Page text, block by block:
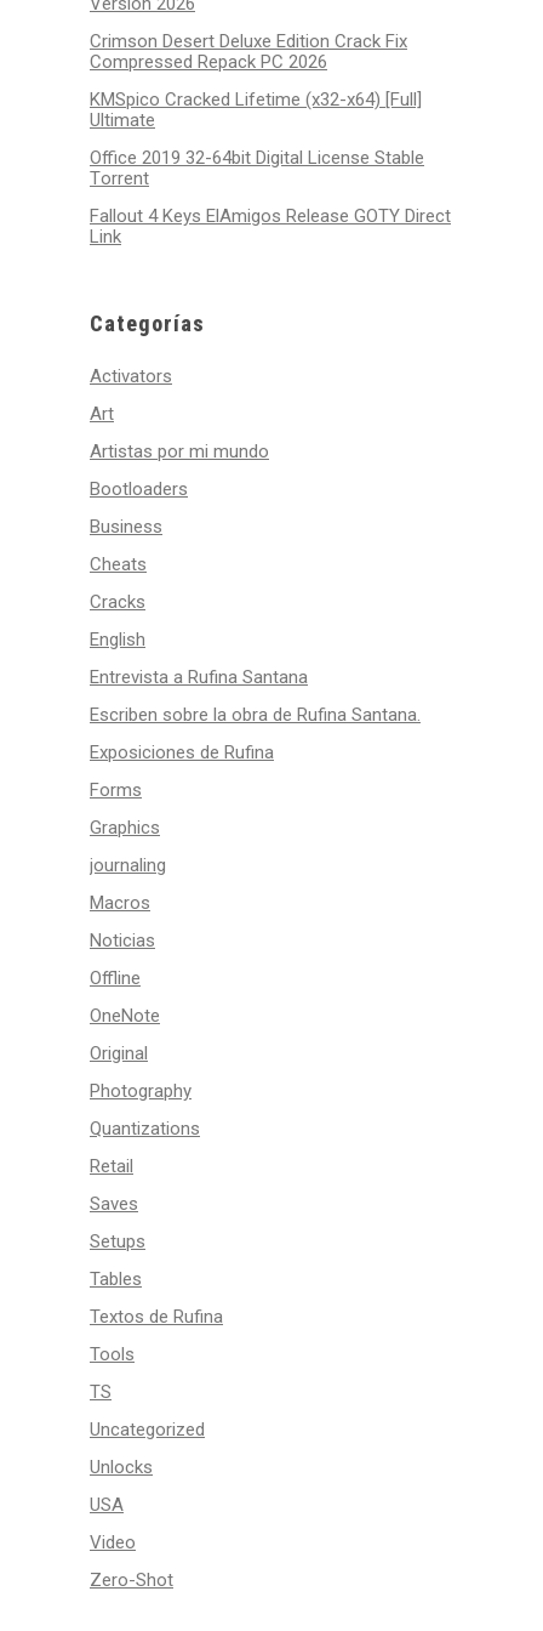
Crimson Desert Deluxe Edition Crack Fix
Compressed Repack PC 2026
KMSpico Cracked Lifetime (x32-x64) [Full]
Ultimate
Office 2019 32-64bit Digital License Stable
Tоrrеnt
Fallout 4 Keys ElAmigos Release GOTY Direct
Link
Categorías
Activators
Art
Artistas por mi mundo
Bootloaders
Business
Cheats
Cracks
English
Entrevista a Rufina Santana
Escriben sobre la obra de Rufina Santana.
Exposiciones de Rufina
Forms
Graphics
journaling
Macros
Noticias
Offline
OneNote
Original
Photography
Quantizations
Retail
Saves
Setups
Tables
Textos de Rufina
Tools
TS
Uncategorized
Unlocks
USA
Video
Zero-Shot